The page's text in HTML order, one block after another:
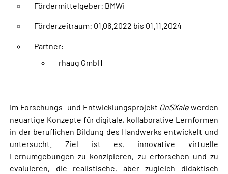
Fördermittelgeber: BMWi
Förderzeitraum: 01.06.2022 bis 01.11.2024
Partner:
rhaug GmbH
Im Forschungs- und Entwicklungsprojekt OnSXale werden
neuartige Konzepte für digitale, kollaborative Lernformen
in der beruflichen Bildung des Handwerks entwickelt und
untersucht. Ziel ist es, innovative virtuelle
Lernumgebungen zu konzipieren, zu erforschen und zu
evaluieren, die realistische, aber zugleich didaktisch